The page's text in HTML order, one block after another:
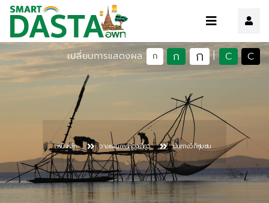
เปลี่ยนการแสดงผล ก ก ก | C C
หน้าหลัก วางแผนการท่องเที่ยว เส้นทางวิถีชุมชน